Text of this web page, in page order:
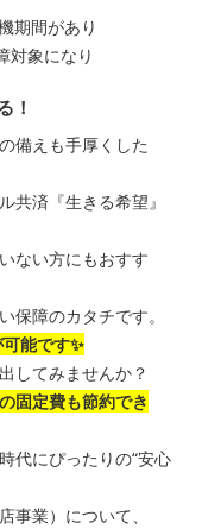
期間があり
対象になり
！
備えも手厚くした
共済『生きる希望』
ない方にもおすす
保障のカタチです。
能です✨
してみませんか？
固定費も節約でき
代にぴったりの“安心
事業）について、